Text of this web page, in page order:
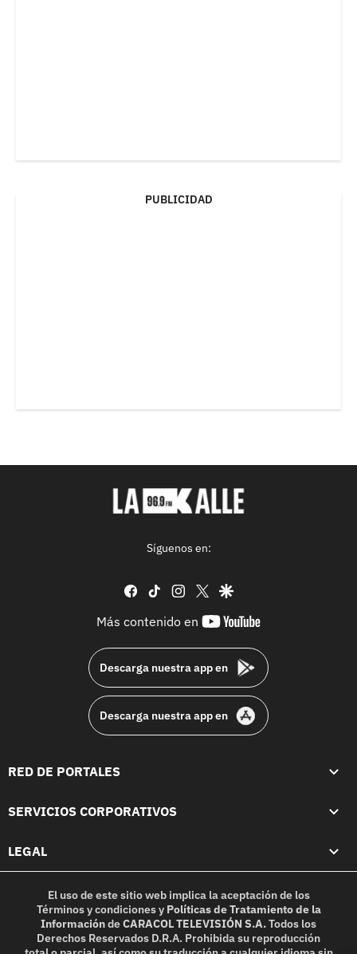
PUBLICIDAD
Síguenos en:
facebook
tiktok instagram
twittergoogle
Más contenido en
youtube-
Descarga nuestra app en
Descarga nuestra app en
RED DE PORTALES
SERVICIOS CORPORATIVOS
LEGAL
El uso de este sitio web implica la aceptación de los
Términos y condicionesy Políticas de Tratamiento de la
InformacióndeCARACOL TELEVISIÓN S.A.Todos los
Derechos Reservados D.R.A. Prohibida su reproducción